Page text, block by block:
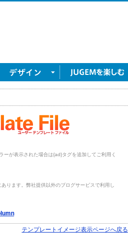
が表示された場合は{ad}タグを追加してご利用く
ります。弊社提供以外のブログサービスで利用し
テンプレートイメージ表示ページへ戻る